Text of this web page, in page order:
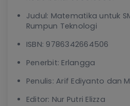
Judul: Matematika untuk
Rumpun Teknologi
ISBN: 9786342664506
Penerbit: Erlangga
Penulis: Arif Ediyanto dan
Editor: Nur Putri Elizza